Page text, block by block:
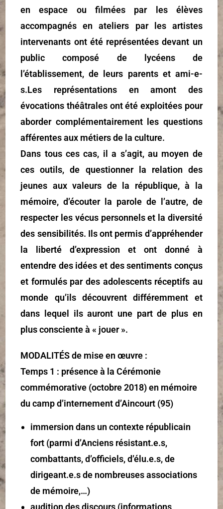
en espace ou filmées par les élèves
accompagnés en ateliers par les artistes
intervenants ont été représentées devant un
public composé de lycéens de
l’établissement, de leurs parents et ami-e-
s.Les représentations en amont des
évocations théâtrales ont été exploitées pour
aborder complémentairement les questions
afférentes aux métiers de la culture.
Dans tous ces cas, il a s’agit, au moyen de
ces outils, de questionner la relation des
jeunes aux valeurs de la république, à la
mémoire, d’écouter la parole de l’autre, de
respecter les vécus personnels et la diversité
des sensibilités. Ils ont permis d’appréhender
la liberté d’expression et ont donné à
entendre des idées et des sentiments conçus
et formulés par des adolescents réceptifs au
monde qu’ils découvrent différemment et
dans lequel ils auront une part de plus en
plus consciente à « jouer ».
MODALITÉS de mise en œuvre :
Temps 1 : présence à la Cérémonie
commémorative (octobre 2018) en mémoire
du camp d’internement d’Aincourt (95)
immersion dans un contexte républicain
fort (parmi d’Anciens résistant.e.s,
combattants, d’officiels, d’élu.e.s, de
dirigeant.e.s de nombreuses associations
de mémoire,…)